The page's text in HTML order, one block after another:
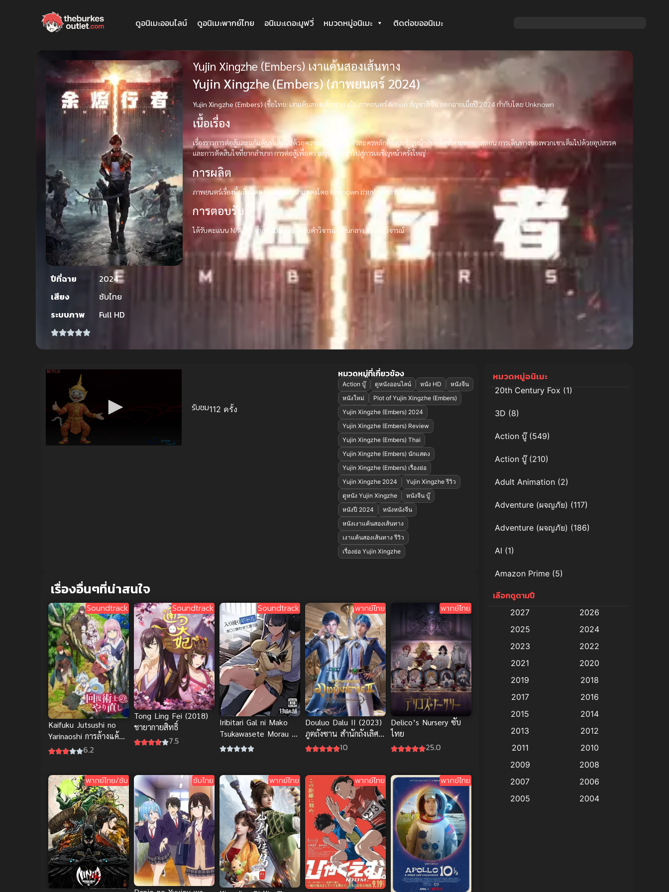
ดูอนิเมะออนไลน์ ดูอนิเมะพากย์ไทย อนิเมะเดอะมูฟวี่ หมวดหมู่อนิเมะ ติดต่อขออนิเมะ
ปีที่ฉาย
2024
เสียง
ซับไทย
ระบบภาพ
Full HD
Yujin Xingzhe (Embers) เงาแค้นสองเส้นทาง
Yujin Xingzhe (Embers) (ภาพยนตร์ 2024)
Yujin Xingzhe (Embers)(ชื่อไทย: เงาแค้นสองเส้นทาง) เป็นภาพยนตร์ Action สัญชาติจีน ออกฉายเมื่อปี 2024 กำกับโดย Unknown
เนื้อเรื่อง
เรื่องราวการต่อสู้และแก้แค้นที่เต็มไปด้วยความเข้มข้น เมื่อตัวละครหลักต้องเผชิญหน้ากับอดีตที่ตามหลอกหลอน การเดินทางของพวกเขาเต็มไปด้วยอุปสรรค
และการตัดสินใจที่ยากลำบาก การต่อสู้เพื่อความยุติธรรมนำไปสู่การเผชิญหน้าครั้งใหญ่
การผลิต
ภาพยนตร์เรื่องนี้ผลิตโดย Unknown นำแสดงโดย Unknown ถ่ายทำที่ สถานที่ต่างๆ
การตอบรับ
ได้รับคะแนน N/A/10 จาก IMDb และได้รับคำวิจารณ์ ปานกลาง จากนักวิจารณ์
รับชม112 ครั้ง
หมวดหมู่ที่เกี่ยวข้อง
Action บู๊ ดูหนังออนไลน์ หนัง HD
หนังจีน
หนังใหม่
Plot of Yujin Xingzhe (Embers)
Yujin Xingzhe (Embers) 2024
Yujin Xingzhe (Embers) Review
Yujin Xingzhe (Embers) Thai
Yujin Xingzhe (Embers) นักแสดง
Yujin Xingzhe (Embers) เรื่องย่อ
Yujin Xingzhe 2024
Yujin Xingzhe รีวิว
ดูหนัง Yujin Xingzhe
หนังจีน บู๊
หนังปี 2024
หนังหนังจีน
หนังเงาแค้นสองเส้นทาง
เงาแค้นสองเส้นทาง รีวิว
เรื่องย่อ Yujin Xingzhe
เรื่องอื่นๆที่น่าสนใจ
Soundtrack
Kaifuku Jutsushi no
Yarinaoshi การล้างแค้น
ของผู้กล้าสายฮีล
6.2
Soundtrack
Tong Ling Fei (2018)
ชายากายสิทธิ์
7.5
Soundtrack
Iribitari Gal ni Mako
Tsukawasete Morau H-
Anime ซับไทย Big tits
พากย์ไทย
Douluo Dalu II (2023)
ภูตถังซาน สำนักถังเลิศ
ภพฯ ภาค 210
พากย์ไทย
Delico’s Nursery ซับ
ไทย
25.0
พากย์ไทย/ซับ ซับไทย พากย์ไทย พากย์ไทย พากย์ไทย
หมวดหมู่อนิเมะ
20th Century Fox(1)
3D (8)
Action บู๊(549)
Action บู๊(210)
Adult Animation (2)
Adventure (ผจญภัย) (117)
Adventure (ผจญภัย) (186)
AI (1)
Amazon Prime (5)
Anal (ประตูหลัง)
Animation การ์ตูน
Animation อนิเมะ
Animation แอนิเมชัน (19)
anime(9)
Big tits (นมใหญ่)
Bitch (ผู้หญิงร่าน)
เลือกดูตามปี
2027
2026
2025
2024
2023
2022
2021
2020
2019
2018
2017
2016
2015
2014
2013
2012
2011
2010
2009
2008
2007
2006
2005
2004